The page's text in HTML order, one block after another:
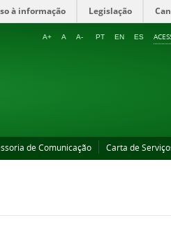
à informação Legislação
A+ A A- PT EN ES
de Comunicação Carta de